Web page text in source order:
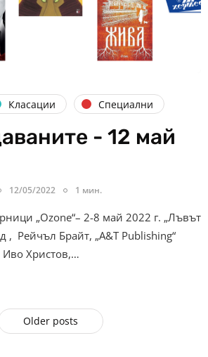
Класации Специални
- 12 май
12/05/2022 1 мин.
„Ozone“– 2-8 май 2022 г. „Лъвът
Рейчъл Брайт, „A&T Publishing“
Иво Христов,…
Older posts